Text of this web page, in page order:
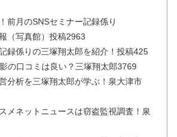
前月のSNSセミナー記録係り
（写真館）投稿2963
録係りの三塚翔太郎を紹介！投稿425
の口コミは良い？三塚翔太郎3769
分析を三塚翔太郎が学ぶ！泉大津市
メネットニュースは窃盗監視調査！泉